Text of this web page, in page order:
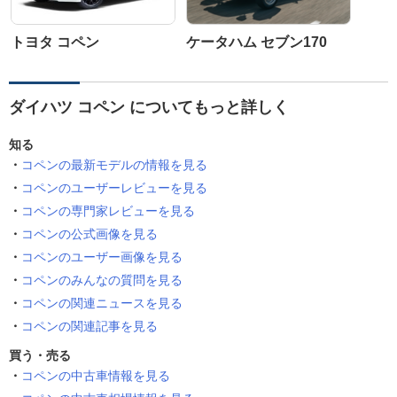
トヨタ コペン ケータハム セブン170
ダイハツ コペン についてもっと詳しく
知る
コペンの最新モデルの情報を見る
コペンのユーザーレビューを見る
コペンの専門家レビューを見る
コペンの公式画像を見る
コペンのユーザー画像を見る
コペンのみんなの質問を見る
コペンの関連ニュースを見る
コペンの関連記事を見る
買う・売る
コペンの中古車情報を見る